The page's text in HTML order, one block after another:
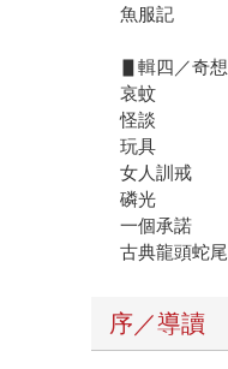
魚服記
▋輯四／奇想
哀蚊
怪談
玩具
女人訓戒
磷光
一個承諾
古典龍頭蛇尾
序／導讀